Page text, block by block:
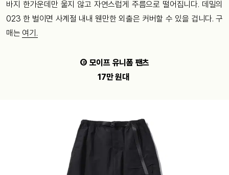
바지 한가운데만 울지 않고 자연스럽게 주름으로 떨어집니다. 데밀의
023 한 벌이면 사계절 내내 웬만한 외출은 커버할 수 있을 겁니다. 구
매는 여기.
② 모이프 유니폼 팬츠
17만 원대